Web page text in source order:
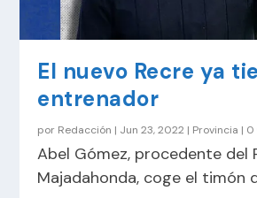
El nuevo Recre ya
entrenador
por Redacción | Jun 23, 2022 | Provincia | 0
Abel Gómez, procedente del
Majadahonda, coge el timón